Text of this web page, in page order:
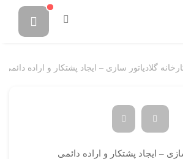
گلادیاتور سازی – ایجاد پشتکار و اراده دائمی
– ایجاد پشتکار و اراده دائمی